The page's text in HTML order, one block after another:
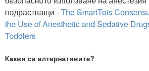
подрастващи -The SmartTots
the Use of Anesthetic and Sedative
Toddlers
Какви са алтернативите?